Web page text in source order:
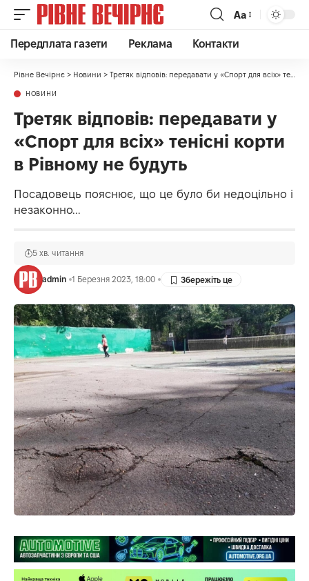
Аа
Передплата газети Реклама Контакти
Рівне Вечірнє > Новини > Третяк відповів: передавати у «Спорт для всіх» тенісні корти в Рівному не будуть
НОВИНИ
Третяк відповів: передавати у
«Спорт для всіх» тенісні корти
в Рівному не будуть
Посадовець пояснює, що це було би недоцільно і
незаконно...
admin 1 Березня 2023, 18:00
5 хв. читання